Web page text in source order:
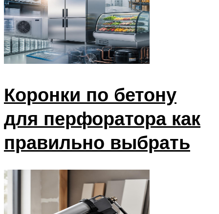
Коронки по бетону
для перфоратора как
правильно выбрать